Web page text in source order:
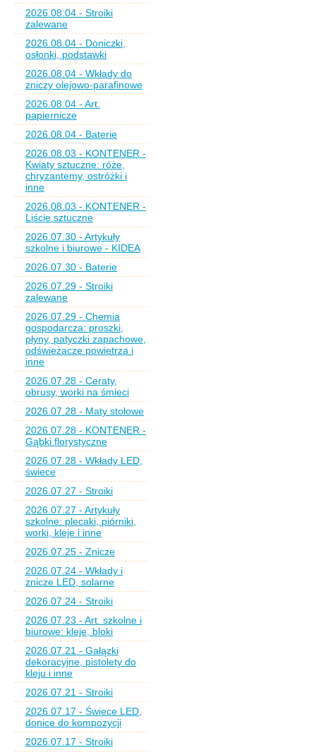
2026.08.04 - Stroiki
zalewane
2026.08.04 - Doniczki,
osłonki, podstawki
2026.08.04 - Wkłady do
zniczy olejowo-parafinowe
2026.08.04 - Art.
papiernicze
2026.08.04 - Baterie
2026.08.03 - KONTENER -
Kwiaty sztuczne: róże,
chryzantemy, ostróżki i
inne
2026.08.03 - KONTENER -
Liście sztuczne
2026.07.30 - Artykuły
szkolne i biurowe - KIDEA
2026.07.30 - Baterie
2026.07.29 - Stroiki
zalewane
2026.07.29 - Chemia
gospodarcza: proszki,
płyny, patyczki zapachowe,
odświeżacze powietrza i
inne
2026.07.28 - Ceraty,
obrusy, worki na śmieci
2026.07.28 - Maty stołowe
2026.07.28 - KONTENER -
Gąbki florystyczne
2026.07.28 - Wkłady LED,
świece
2026.07.27 - Stroiki
2026.07.27 - Artykuły
szkolne: plecaki, piórniki,
worki, kleje i inne
2026.07.25 - Znicze
2026.07.24 - Wkłady i
znicze LED, solarne
2026.07.24 - Stroiki
2026.07.23 - Art. szkolne i
biurowe: kleje, bloki
2026.07.21 - Gałązki
dekoracyjne, pistolety do
kleju i inne
2026.07.21 - Stroiki
2026.07.17 - Świece LED,
donice do kompozycji
2026.07.17 - Stroiki